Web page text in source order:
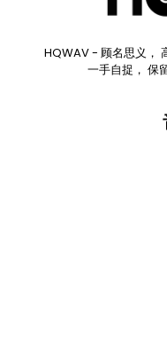
HQWAV - 顾名思义，
一手自捉， 保